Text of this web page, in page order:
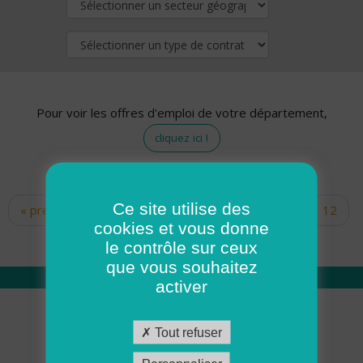
Pour voir les offres d'emploi de votre département,
cliquez ici !
Pages
« premier ‹ précédent … 10
12
14 15 16 17
Qui sommes nous
Académie ADMR
Ce site utilise des
cookies et vous donne
le contrôle sur ceux
que vous souhaitez
activer
Tout refuser